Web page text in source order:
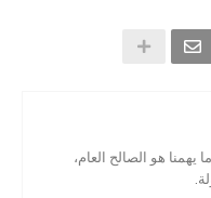
يهمنا هو الصالح العام،